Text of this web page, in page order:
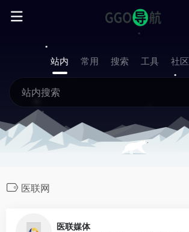
站内 常用 搜索 工具 社区
医联网
医联媒体